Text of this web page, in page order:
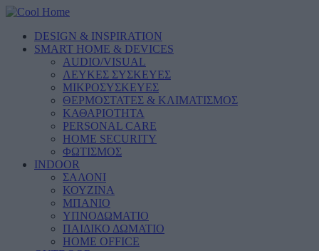
DESIGN & INSPIRATION
SMART HOME & DEVICES
AUDIO/VISUAL
ΛΕΥΚΕΣ ΣΥΣΚΕΥΕΣ
ΜΙΚΡΟΣΥΣΚΕΥΕΣ
ΘΕΡΜΟΣΤΑΤΕΣ & ΚΛΙΜΑΤΙΣΜΟΣ
ΚΑΘΑΡΙΟΤΗΤΑ
PERSONAL CARE
HOME SECURITY
ΦΩΤΙΣΜΟΣ
INDOOR
ΣΑΛΟΝΙ
ΚΟΥΖΙΝΑ
ΜΠΑΝΙΟ
ΥΠΝΟΔΩΜΑΤΙΟ
ΠΑΙΔΙΚΟ ΔΩΜΑΤΙΟ
HOME OFFICE